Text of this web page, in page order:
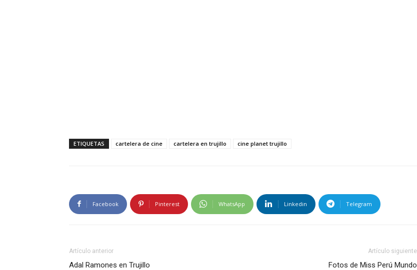
ETIQUETAS cartelera de cine cartelera en trujillo cine planet trujillo
Facebook Pinterest WhatsApp Linkedin Telegram
Artículo anterior
Adal Ramones en Trujillo
Artículo siguiente
Fotos de Miss Perú Mundo